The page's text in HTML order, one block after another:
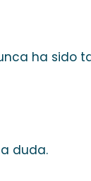
ha sido
duda.